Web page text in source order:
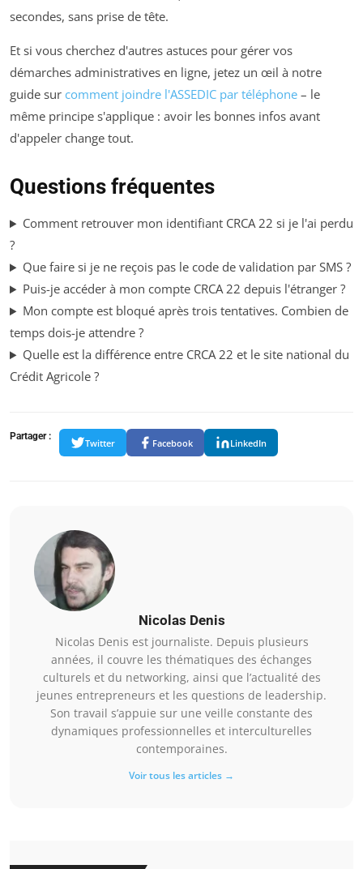
secondes, sans prise de tête.
Et si vous cherchez d'autres astuces pour gérer vos
démarches administratives en ligne, jetez un œil à notre
guide sur comment joindre l'ASSEDIC par téléphone – le
même principe s'applique : avoir les bonnes infos avant
d'appeler change tout.
Questions fréquentes
Comment retrouver mon identifiant CRCA 22 si je l'ai perdu
?
Que faire si je ne reçois pas le code de validation par SMS ?
Puis-je accéder à mon compte CRCA 22 depuis l'étranger ?
Mon compte est bloqué après trois tentatives. Combien de
temps dois-je attendre ?
Quelle est la différence entre CRCA 22 et le site national du
Crédit Agricole ?
Partager :
Twitter Facebook LinkedIn
Nicolas Denis
Nicolas Denis est journaliste. Depuis plusieurs
années, il couvre les thématiques des échanges
culturels et du networking, ainsi que l’actualité des
jeunes entrepreneurs et les questions de leadership.
Son travail s’appuie sur une veille constante des
dynamiques professionnelles et interculturelles
contemporaines.
Voir tous les articles →